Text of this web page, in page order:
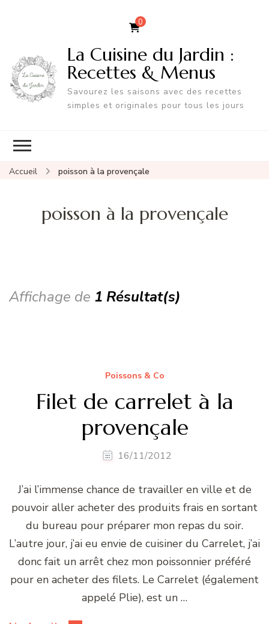
0
La Cuisine du Jardin :
Recettes & Menus
Savourez les saisons avec des recettes
simples et originales pour tous les jours
Accueil poisson à la provençale
poisson à la provençale
Affichage de 1 Résultat(s)
Poissons & Co
Filet de carrelet à la
provençale
16/11/2012
J’ai l’immense chance de travailler en ville et de
pouvoir aller acheter des produits frais en sortant
du bureau pour préparer mon repas du soir.
L’autre jour, j’ai eu envie de cuisiner du Carrelet, j’ai
donc fait un arrêt chez mon poissonnier préféré
pour en acheter des filets. Le Carrelet (également
appelé Plie), est un …